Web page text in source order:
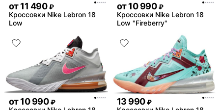
от11 490 ₽
Кроссовки Nike Lebron 18
Low
от10 990 ₽
Кроссовки Nike Lebron 18
Low "Fireberry"
от10 990 ₽ 13 990 ₽